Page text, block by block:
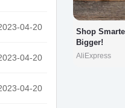
04-20
04-20
04-20